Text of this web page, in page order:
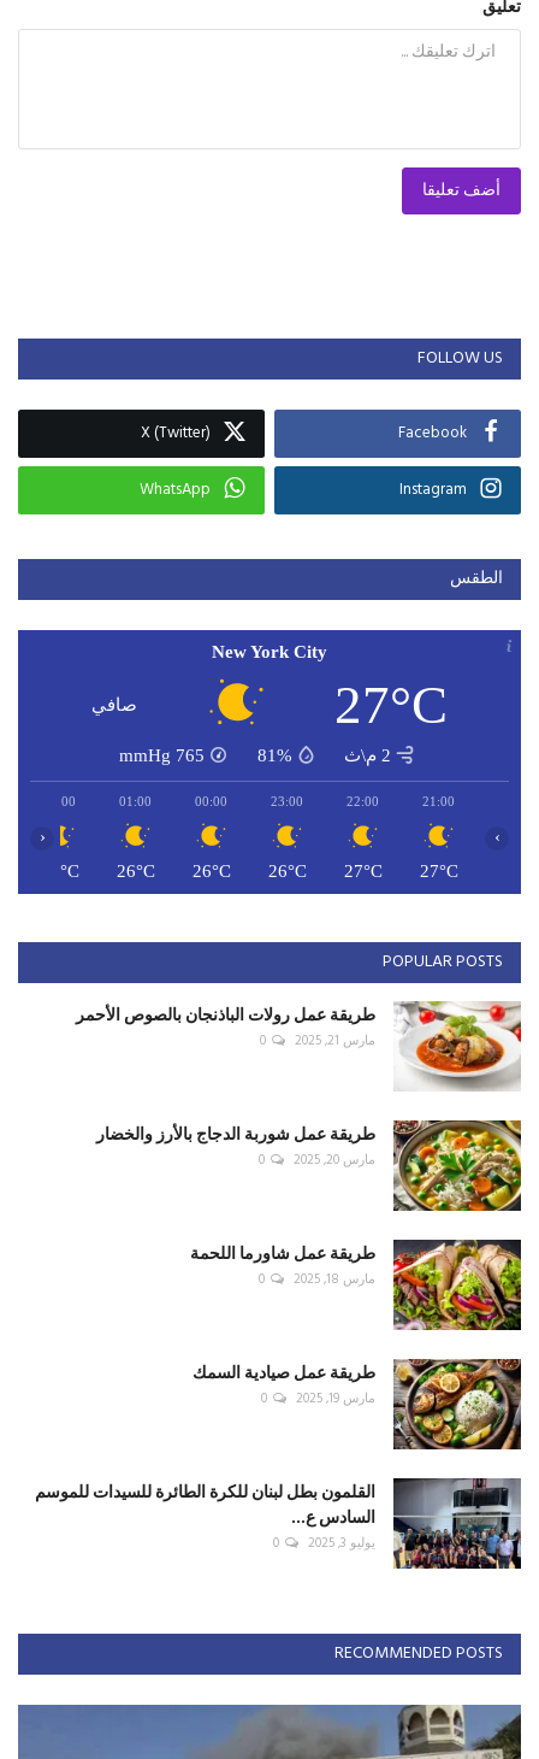
تعليق
أضف تعليقا
FOLLOW US
Facebook
X (Twitter)
Instagram
WhatsApp
الطقس
New York City
27°C صافي
2 م\ث 81%
765
mmHg
21:00
27°C
22:00
27°C
23:00
26°C
00:00
26°C
01:00
26°C
02:00
25°C
‹ ›
POPULAR POSTS
طريقة عمل رولات الباذنجان بالصوص الأحمر
مارس 21, 2025 0
طريقة عمل شوربة الدجاج بالأرز والخضار
مارس 20, 2025 0
طريقة عمل شاورما اللحمة
مارس 18, 2025 0
طريقة عمل صيادية السمك
مارس 19, 2025 0
القلمون بطل لبنان للكرة الطائرة للسيدات للموسم
السادس ع...
يوليو 3, 2025 0
RECOMMENDED POSTS